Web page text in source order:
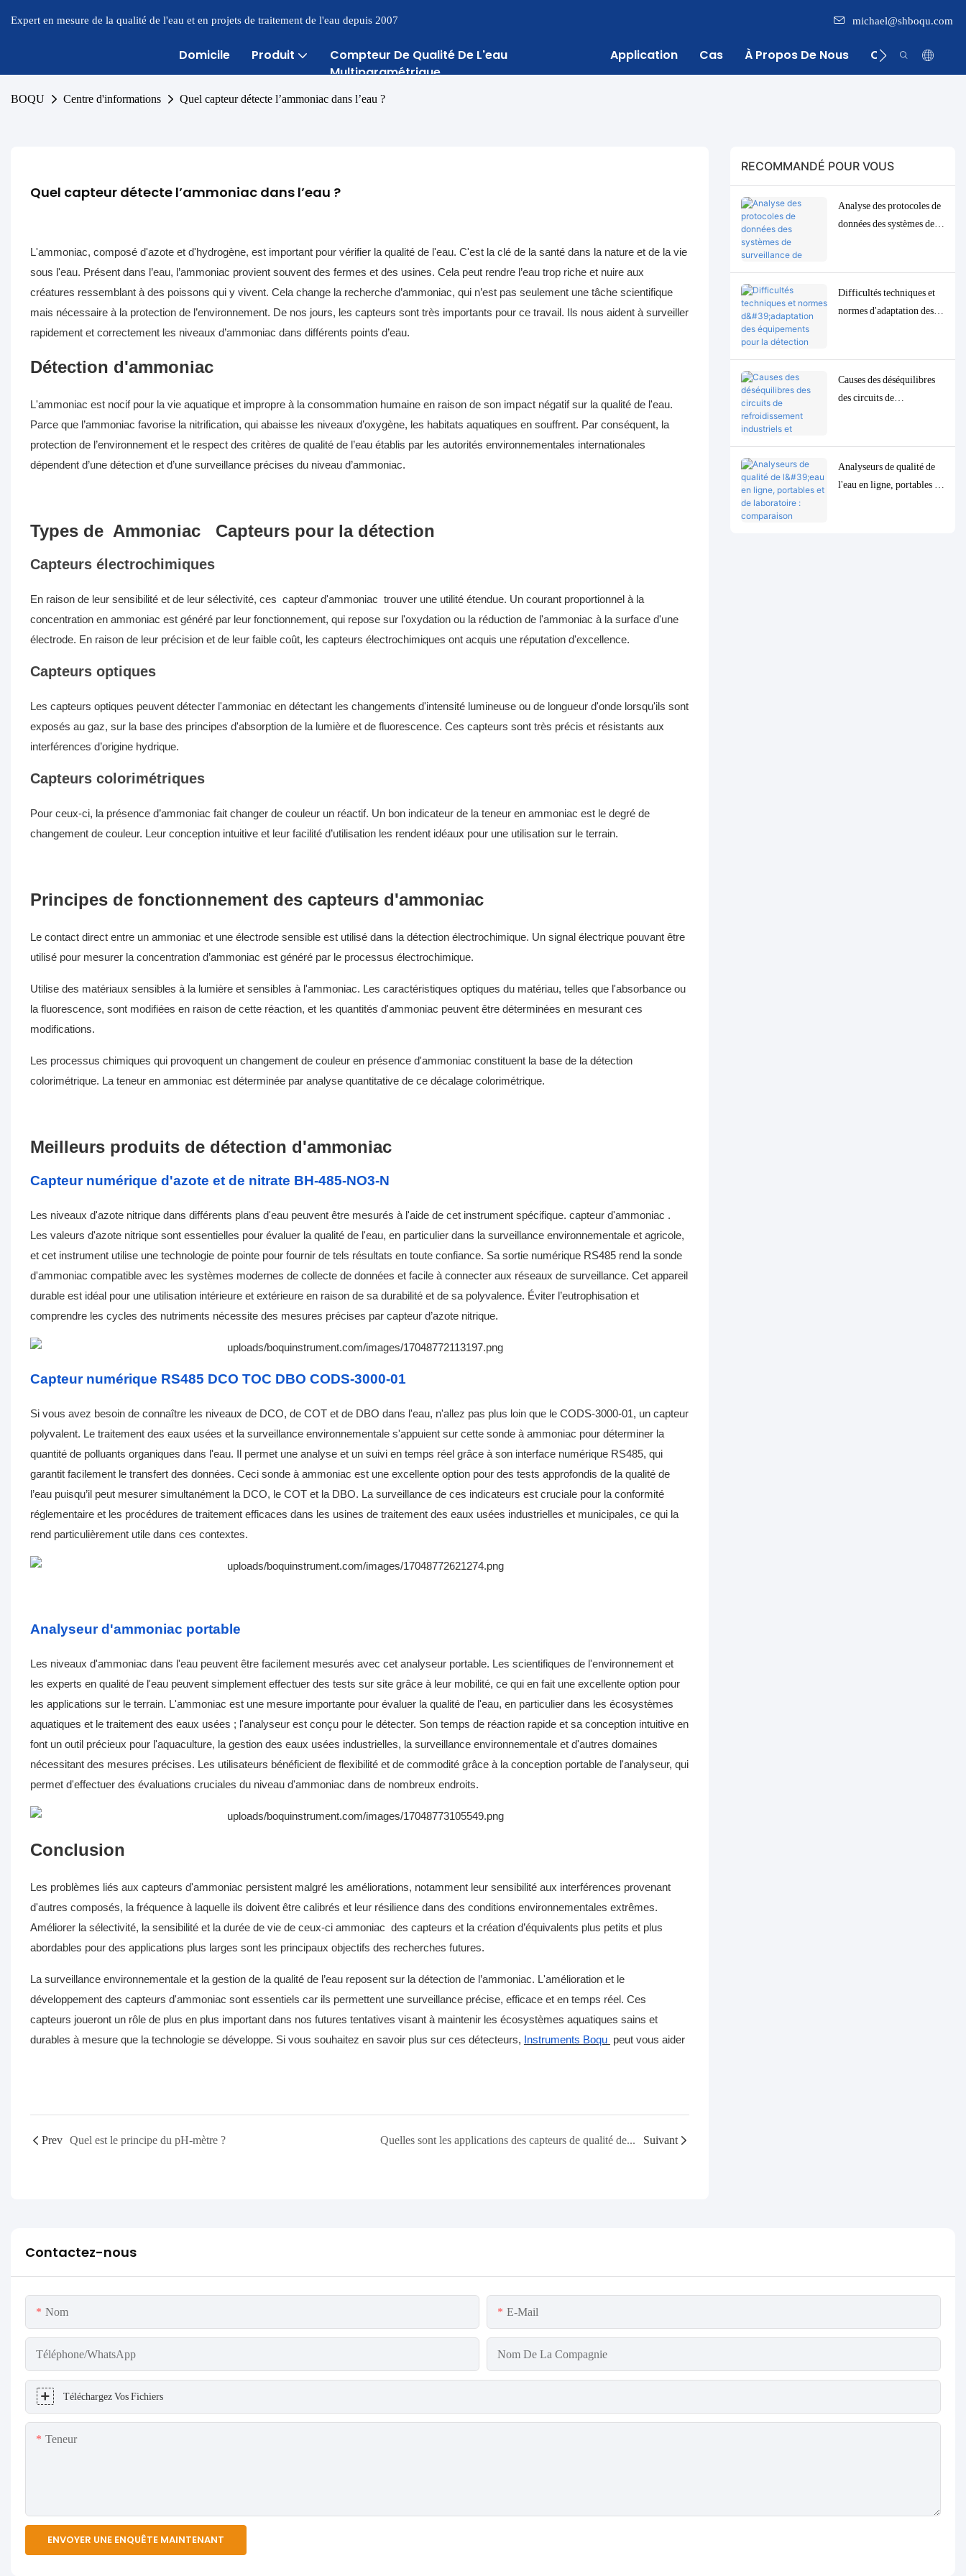
Expert en mesure de la qualité de l'eau et en projets de traitement de l'eau depuis 2007 michael@shboqu.com
Domicile Produit
Compteur De Qualité De L'eau
Multiparamétrique
Application Cas À Propos De Nous Centre
BOQU Centre d'informations Quel capteur détecte l’ammoniac dans l’eau ?
Quel capteur détecte l’ammoniac dans l’eau ?
L'ammoniac, composé d'azote et d'hydrogène, est important pour vérifier la qualité de l'eau. C'est la clé de la santé dans la nature et de la vie
sous l'eau. Présent dans l’eau, l’ammoniac provient souvent des fermes et des usines. Cela peut rendre l’eau trop riche et nuire aux
créatures ressemblant à des poissons qui y vivent. Cela change la recherche d’ammoniac, qui n’est pas seulement une tâche scientifique
mais nécessaire à la protection de l’environnement. De nos jours, les capteurs sont très importants pour ce travail. Ils nous aident à surveiller
rapidement et correctement les niveaux d’ammoniac dans différents points d’eau.
Détection d'ammoniac
L'ammoniac est nocif pour la vie aquatique et impropre à la consommation humaine en raison de son impact négatif sur la qualité de l'eau.
Parce que l’ammoniac favorise la nitrification, qui abaisse les niveaux d’oxygène, les habitats aquatiques en souffrent. Par conséquent, la
protection de l’environnement et le respect des critères de qualité de l’eau établis par les autorités environnementales internationales
dépendent d’une détection et d’une surveillance précises du niveau d’ammoniac.
Types de Ammoniac Capteurs pour la détection
Capteurs électrochimiques
En raison de leur sensibilité et de leur sélectivité, ces capteur d'ammoniac trouver une utilité étendue. Un courant proportionnel à la
concentration en ammoniac est généré par leur fonctionnement, qui repose sur l'oxydation ou la réduction de l'ammoniac à la surface d'une
électrode. En raison de leur précision et de leur faible coût, les capteurs électrochimiques ont acquis une réputation d'excellence.
Capteurs optiques
Les capteurs optiques peuvent détecter l'ammoniac en détectant les changements d'intensité lumineuse ou de longueur d'onde lorsqu'ils sont
exposés au gaz, sur la base des principes d'absorption de la lumière et de fluorescence. Ces capteurs sont très précis et résistants aux
interférences d’origine hydrique.
Capteurs colorimétriques
Pour ceux-ci, la présence d’ammoniac fait changer de couleur un réactif. Un bon indicateur de la teneur en ammoniac est le degré de
changement de couleur. Leur conception intuitive et leur facilité d’utilisation les rendent idéaux pour une utilisation sur le terrain.
Principes de fonctionnement des capteurs d'ammoniac
Le contact direct entre un ammoniac et une électrode sensible est utilisé dans la détection électrochimique. Un signal électrique pouvant être
utilisé pour mesurer la concentration d’ammoniac est généré par le processus électrochimique.
Utilise des matériaux sensibles à la lumière et sensibles à l'ammoniac. Les caractéristiques optiques du matériau, telles que l'absorbance ou
la fluorescence, sont modifiées en raison de cette réaction, et les quantités d'ammoniac peuvent être déterminées en mesurant ces
modifications.
Les processus chimiques qui provoquent un changement de couleur en présence d'ammoniac constituent la base de la détection
colorimétrique. La teneur en ammoniac est déterminée par analyse quantitative de ce décalage colorimétrique.
Meilleurs produits de détection d'ammoniac
Capteur numérique d'azote et de nitrate BH-485-NO3-N
Les niveaux d'azote nitrique dans différents plans d'eau peuvent être mesurés à l'aide de cet instrument spécifique. capteur d'ammoniac .
Les valeurs d'azote nitrique sont essentielles pour évaluer la qualité de l'eau, en particulier dans la surveillance environnementale et agricole,
et cet instrument utilise une technologie de pointe pour fournir de tels résultats en toute confiance. Sa sortie numérique RS485 rend la sonde
d'ammoniac compatible avec les systèmes modernes de collecte de données et facile à connecter aux réseaux de surveillance. Cet appareil
durable est idéal pour une utilisation intérieure et extérieure en raison de sa durabilité et de sa polyvalence. Éviter l’eutrophisation et
comprendre les cycles des nutriments nécessite des mesures précises par capteur d’azote nitrique.
Capteur numérique RS485 DCO TOC DBO CODS-3000-01
Si vous avez besoin de connaître les niveaux de DCO, de COT et de DBO dans l'eau, n'allez pas plus loin que le CODS-3000-01, un capteur
polyvalent. Le traitement des eaux usées et la surveillance environnementale s'appuient sur cette sonde à ammoniac pour déterminer la
quantité de polluants organiques dans l'eau. Il permet une analyse et un suivi en temps réel grâce à son interface numérique RS485, qui
garantit facilement le transfert des données. Ceci sonde à ammoniac est une excellente option pour des tests approfondis de la qualité de
l’eau puisqu’il peut mesurer simultanément la DCO, le COT et la DBO. La surveillance de ces indicateurs est cruciale pour la conformité
réglementaire et les procédures de traitement efficaces dans les usines de traitement des eaux usées industrielles et municipales, ce qui la
rend particulièrement utile dans ces contextes.
Analyseur d'ammoniac portable
Les niveaux d'ammoniac dans l'eau peuvent être facilement mesurés avec cet analyseur portable. Les scientifiques de l'environnement et
les experts en qualité de l'eau peuvent simplement effectuer des tests sur site grâce à leur mobilité, ce qui en fait une excellente option pour
les applications sur le terrain. L'ammoniac est une mesure importante pour évaluer la qualité de l'eau, en particulier dans les écosystèmes
aquatiques et le traitement des eaux usées ; l'analyseur est conçu pour le détecter. Son temps de réaction rapide et sa conception intuitive en
font un outil précieux pour l'aquaculture, la gestion des eaux usées industrielles, la surveillance environnementale et d'autres domaines
nécessitant des mesures précises. Les utilisateurs bénéficient de flexibilité et de commodité grâce à la conception portable de l'analyseur, qui
permet d'effectuer des évaluations cruciales du niveau d'ammoniac dans de nombreux endroits.
Conclusion
Les problèmes liés aux capteurs d'ammoniac persistent malgré les améliorations, notamment leur sensibilité aux interférences provenant
d'autres composés, la fréquence à laquelle ils doivent être calibrés et leur résilience dans des conditions environnementales extrêmes.
Améliorer la sélectivité, la sensibilité et la durée de vie de ceux-ci ammoniac des capteurs et la création d’équivalents plus petits et plus
abordables pour des applications plus larges sont les principaux objectifs des recherches futures.
La surveillance environnementale et la gestion de la qualité de l’eau reposent sur la détection de l’ammoniac. L'amélioration et le
développement des capteurs d'ammoniac sont essentiels car ils permettent une surveillance précise, efficace et en temps réel. Ces
capteurs joueront un rôle de plus en plus important dans nos futures tentatives visant à maintenir les écosystèmes aquatiques sains et
durables à mesure que la technologie se développe. Si vous souhaitez en savoir plus sur ces détecteurs, Instruments Boqu peut vous aider
Prev Quel est le principe du pH-mètre ? Quelles sont les applications des capteurs de qualité de l’eau ? Suivant
RECOMMANDÉ POUR VOUS
Analyse des protocoles de
données des systèmes de
de débogage Modbus,
RS485 et MQTT
Difficultés techniques et
normes d'adaptation des
paramètres de qualité de
l'eau à l'état de traces à
faible concentration
Causes des déséquilibres
des circuits de
de surveillance précises
Analyseurs de qualité de
l'eau en ligne, portables et
Contactez-nous
Nom E-Mail
Téléphone/WhatsApp Nom De La Compagnie
Téléchargez Vos Fichiers
Teneur
ENVOYER UNE ENQUÊTE MAINTENANT